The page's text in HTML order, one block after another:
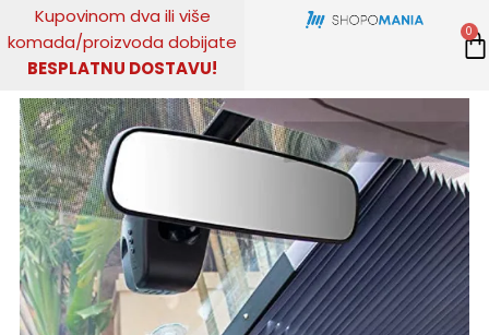
Pređi
na
sadržaj
Kupovinom dva ili više
komada/proizvoda dobijate
BESPLATNU DOSTAVU!
0